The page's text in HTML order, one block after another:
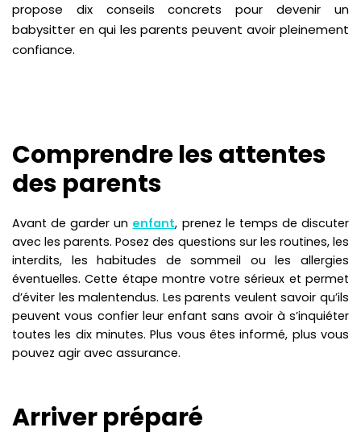
propose dix conseils concrets pour devenir un
babysitter en qui les parents peuvent avoir pleinement
confiance.
Comprendre les attentes
des parents
Avant de garder un enfant, prenez le temps de discuter
avec les parents. Posez des questions sur les routines, les
interdits, les habitudes de sommeil ou les allergies
éventuelles. Cette étape montre votre sérieux et permet
d’éviter les malentendus. Les parents veulent savoir qu’ils
peuvent vous confier leur enfant sans avoir à s’inquiéter
toutes les dix minutes. Plus vous êtes informé, plus vous
pouvez agir avec assurance.
Arriver préparé